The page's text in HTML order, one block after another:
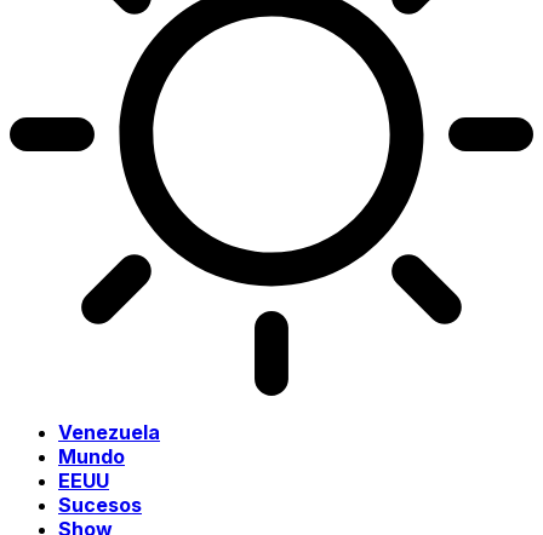
Venezuela
Mundo
EEUU
Sucesos
Show